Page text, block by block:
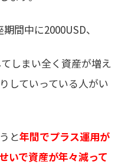
間中に2000USD、
しまい全く資産が増え
していっている人がい
と年間でプラス運用が
いで資産が年々減って